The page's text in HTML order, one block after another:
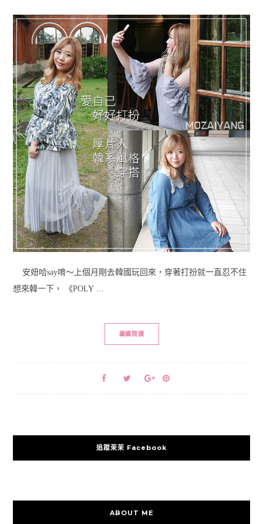
安妞哈say唷～上個月剛去韓國玩回來，穿著打扮就一直忍不住
想來韓一下， 《POLY …
繼續閱讀
追蹤茉茉 Facebook
ABOUT ME